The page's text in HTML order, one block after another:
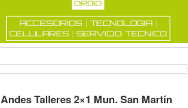
Andes Talleres 2×1 Mun. San Martín